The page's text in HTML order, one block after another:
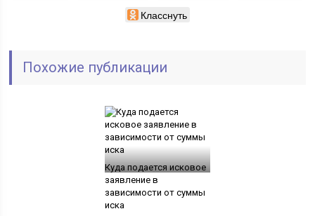
Класснуть
Похожие публикации
Куда подается исковое
заявление в
зависимости от суммы
иска